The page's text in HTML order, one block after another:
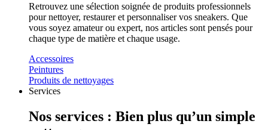
Retrouvez une sélection soignée de produits professionnels
pour nettoyer, restaurer et personnaliser vos sneakers. Que
vous soyez amateur ou expert, nos articles sont pensés pour
chaque type de matière et chaque usage.
Accessoires
Peintures
Produits de nettoyages
Services
Nos services : Bien plus qu’un simple